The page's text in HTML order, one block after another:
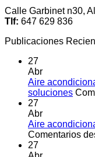
Calle Garbinet n30,
Tlf: 647 629 836
Publicaciones
27
Abr
Aire
soluciones
27
Abr
Aire
Comentarios
27